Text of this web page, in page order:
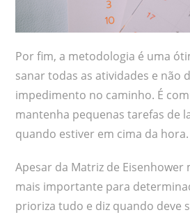
Por fim, a metodologia é uma
sanar todas as atividades e não
impedimento no caminho. É
mantenha pequenas tarefas de
quando estiver em cima da hora.
Apesar da Matriz de Eisenhower
mais importante para
prioriza tudo e diz quando deve